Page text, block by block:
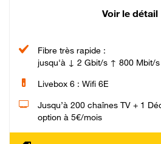
Voir le détail
Fibre très rapide :
jusqu'à ↓ 2 Gbit/s ↑ 800 Mbit/s
Livebox 6 : Wifi 6E
Jusqu’à 200 chaînes TV + 1
option à 5€/mois